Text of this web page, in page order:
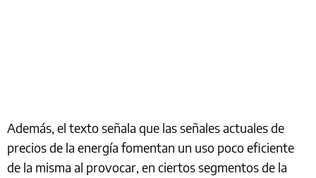
Además, el texto señala que las señales actuales de
precios de la energía fomentan un uso poco eficiente
de la misma al provocar, en ciertos segmentos de la